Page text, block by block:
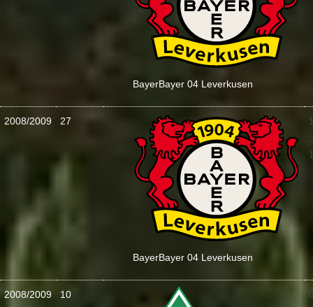
BayerBayer 04 Leverkusen
2008/2009 27
BayerBayer 04 Leverkusen
:
2008/2009 10